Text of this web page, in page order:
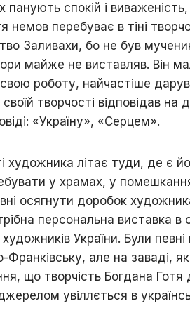
панують спокій і
немов перебуває в тіні
Заливахи, бо не був
майже не виставляв. Він
роботу, найчастіше
своїй творчості відповідав
«Україну», «Серцем».
художника літає туди, де є
у храмах, у
осягнути доробок
персональна виставка
художників України. Були
Франківську, але на заваді,
що творчість Богдана
увіллється в